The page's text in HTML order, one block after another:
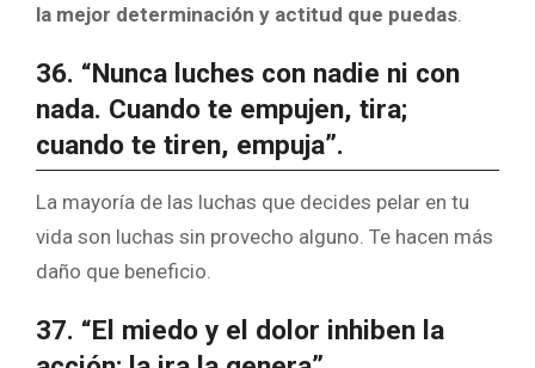
la mejor determinación y actitud que puedas.
36. “Nunca luches con nadie ni con
nada. Cuando te empujen, tira;
cuando te tiren, empuja”.
La mayoría de las luchas que decides pelar en tu
vida son luchas sin provecho alguno. Te hacen más
daño que beneficio.
37. “El miedo y el dolor inhiben la